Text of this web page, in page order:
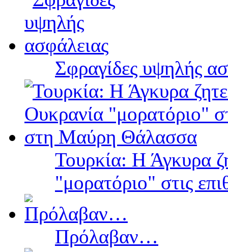
Σφραγίδες υψηλής
Τουρκία: Η Άγκυρα
"μορατόριο" στις
Πρόλαβαν…